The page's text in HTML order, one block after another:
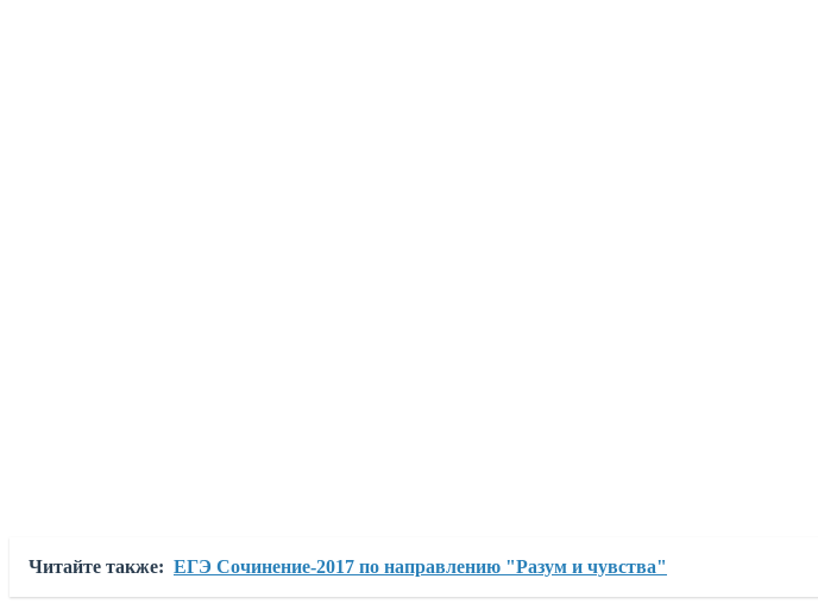
Читайте также: ЕГЭ Сочинение-2017 по направлению "Разум и чувства"